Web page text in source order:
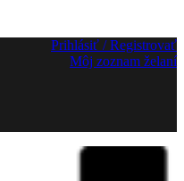
Prihlásiť / Registrovať
Môj zoznam želaní